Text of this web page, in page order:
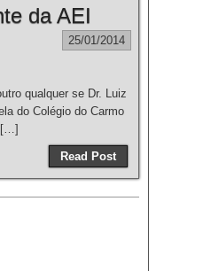
da AEI
25/01/2014
qualquer se Dr. Luiz
do Colégio do Carmo
[…]
Read Post